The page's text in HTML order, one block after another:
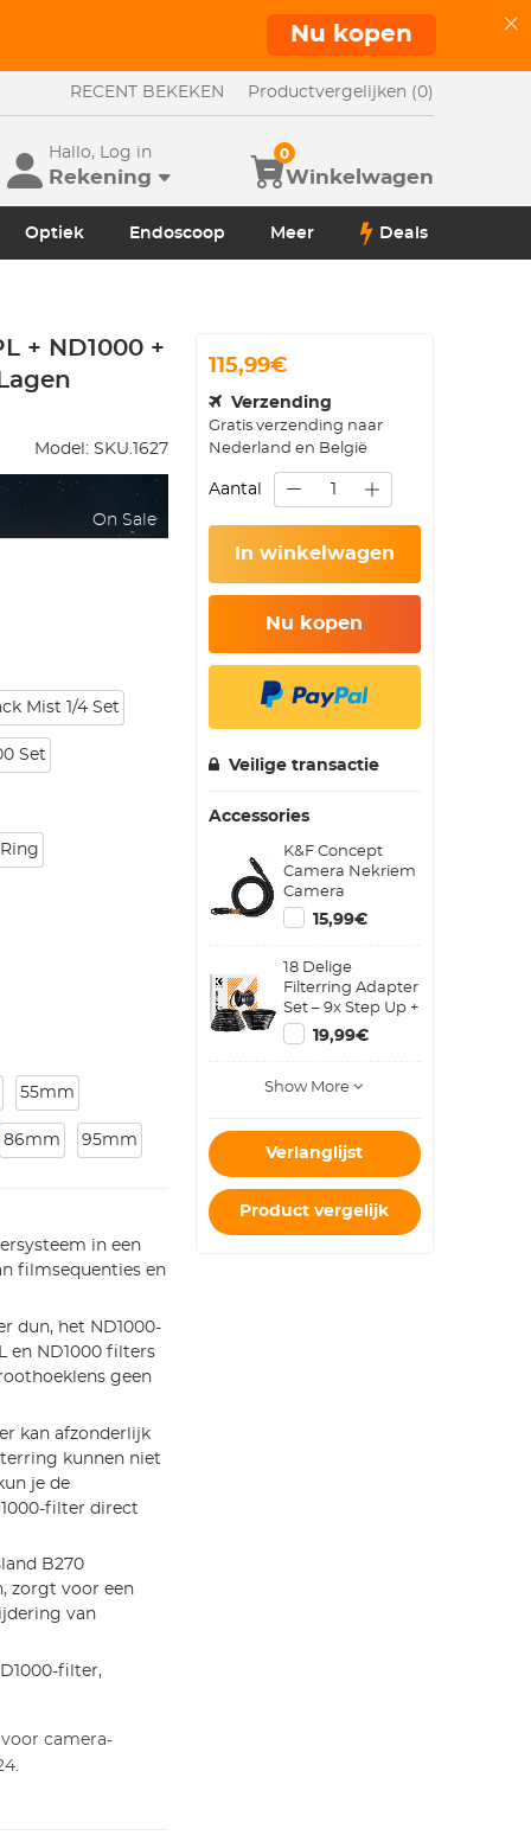
Nu kopen
RECENT BEKEKEN Productvergelijken (0)
Hallo, Log in
Rekening Winkelwagen
0
Optiek Endoscoop Meer Deals
+ ND1000 +
Model: SKU.1627
On Sale
Mist 1/4 Set
Set
55mm
86mm 95mm
in een
filmsequenties en
dun, het ND1000-
en ND1000 filters
geen
kan afzonderlijk
kunnen niet
je de
filter direct
B270
zorgt voor een
van
filter,
camera-
115,99€
Verzending
Gratis verzending naar
Nederland en België
Aantal
In winkelwagen
Nu kopen
Veilige transactie
Accessories
K&F Concept
Camera Nekriem
Camera
Schouderriem
Geschikt voor
Camera's Riem
Urban Wander 05
Zwart
15,99€
18 Delige
Filterring Adapter
Set – 9x Step Up +
9x Step Down
Metalen
Ringen
19,99€
Show More
Verlanglijst
Product vergelijk